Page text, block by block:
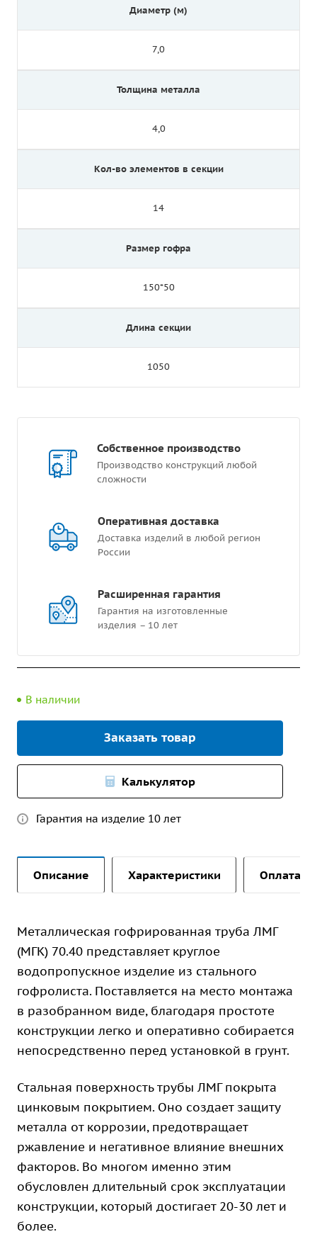
Диаметр (м)
7,0
Толщина металла
4,0
Кол-во элементов в секции
14
Размер гофра
150*50
Длина секции
1050
Собственное производство
Производство конструкций любой
сложности
Оперативная доставка
Доставка изделий в любой регион
России
Расширенная гарантия
Гарантия на изготовленные
изделия – 10 лет
В наличии
Заказать товар
Калькулятор
Гарантия на изделие 10 лет
Описание Характеристики Оплата и
Металлическая гофрированная труба ЛМГ
(МГК) 70.40 представляет круглое
водопропускное изделие из стального
гофролиста. Поставляется на место монтажа
в разобранном виде, благодаря простоте
конструкции легко и оперативно собирается
непосредственно перед установкой в грунт.
Стальная поверхность трубы ЛМГ покрыта
цинковым покрытием. Оно создает защиту
металла от коррозии, предотвращает
ржавление и негативное влияние внешних
факторов. Во многом именно этим
обусловлен длительный срок эксплуатации
конструкции, который достигает 20-30 лет и
более.